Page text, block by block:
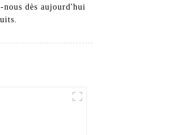
dès aujourd'hui